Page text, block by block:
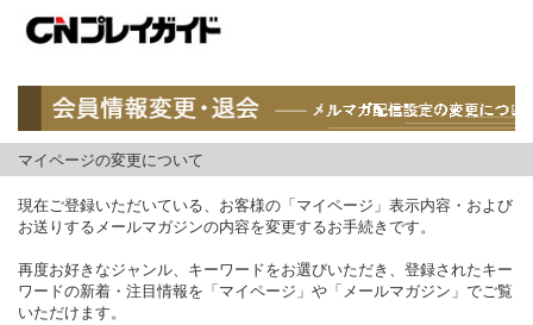
マイページの変更について
現在ご登録いただいている、お客様の「マイページ」表示内容・および
お送りするメールマガジンの内容を変更するお手続きです。
再度お好きなジャンル、キーワードをお選びいただき、登録されたキー
ワードの新着・注目情報を「マイページ」や「メールマガジン」でご覧
いただけます。